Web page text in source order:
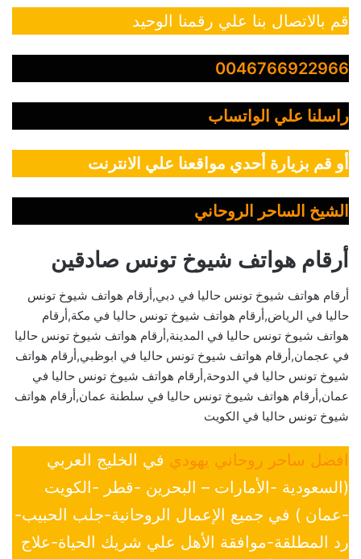
قم بالاتصال بنا علي رقمنا الوحيد
0046766922966
راسلنا علي الواتساب
أو قم بزيارة أحدي مواقعنا علي الانترنت
الشيخ الساحر الروحاني
أرقام هواتف شيوخ تونس صادقين
أرقام هواتف شيوخ تونس حاليا في دبي,أرقام هواتف شيوخ تونس
حاليا في الرياض,أرقام هواتف شيوخ تونس حاليا في مكة,أرقام
هواتف شيوخ تونس حاليا في المدينة,أرقام هواتف شيوخ تونس حاليا
في عجمان,أرقام هواتف شيوخ تونس حاليا في ابوظبي,أرقام هواتف
شيوخ تونس حاليا في الدوحة,أرقام هواتف شيوخ تونس حاليا في
عمان,أرقام هواتف شيوخ تونس حاليا في سلطنة عمان,أرقام هواتف
شيوخ تونس حاليا في الكويت
افضل ساحر روحاني يهودي في الخليج العربي
(السعودية -الأمارات – البحرين -قطر -الكويت
-عمان ) في جميع الإعمال الروحانية-جلب الحبيب-
رد المطلقة-موافقة الأهل علي شريك الحياة-علاج